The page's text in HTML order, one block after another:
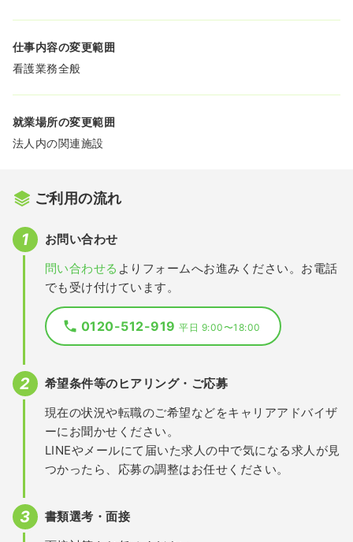
仕事内容の変更範囲
看護業務全般
就業場所の変更範囲
法人内の関連施設
ご利用の流れ
お問い合わせ
問い合わせる よりフォームへお進みください。お電話
でも受け付けています。
0120-512-919平日 9:00〜18:00
希望条件等のヒアリング・ご応募
現在の状況や転職のご希望などをキャリアアドバイザ
ーにお聞かせください。
LINEやメールにて届いた求人の中で気になる求人が見
つかったら、応募の調整はお任せください。
書類選考・面接